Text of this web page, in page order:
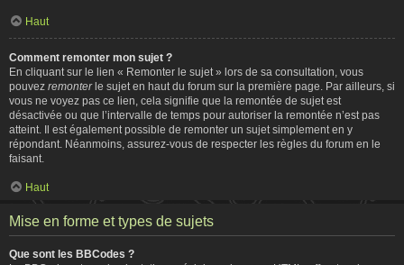
Haut
Comment remonter mon sujet ?
En cliquant sur le lien « Remonter le sujet » lors de sa consultation, vous
pouvez remonterle sujet en haut du forum sur la première page. Par ailleurs, si
vous ne voyez pas ce lien, cela signifie que la remontée de sujet est
désactivée ou que l’intervalle de temps pour autoriser la remontée n’est pas
atteint. Il est également possible de remonter un sujet simplement en y
répondant. Néanmoins, assurez-vous de respecter les règles du forum en le
faisant.
Haut
Mise en forme et types de sujets
Que sont les BBCodes ?